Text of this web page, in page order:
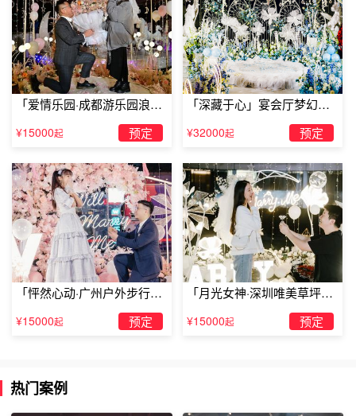
求婚戒指和结婚戒指可以用同一个吗：求婚钻戒和结婚钻戒
数量不同
求婚钻戒和结婚钻戒最根本的区别就是两者的钻戒数量不
同。求婚钻戒是男方向女方求婚的时候购买的，因此数量只
有一枚；而结婚钻戒是一对新人在结婚的时候要佩戴的，因
此数量是两枚，有男戒和女戒之分。
「爱情乐园·成都游乐园浪漫
¥15000起 预定
「深藏于心」宴会厅梦幻主
¥32000起 预定
「怦然心动·广州户外步行街
求婚」
¥15000起 预定
「月光女神·深圳唯美草坪浪
漫求婚」
¥15000起 预定
热门案例